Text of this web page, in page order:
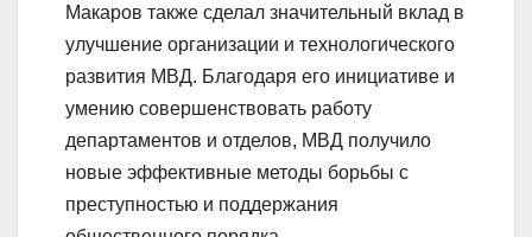
Макаров также сделал значительный вклад в
улучшение организации и технологического
развития МВД. Благодаря его инициативе и
умению совершенствовать работу
департаментов и отделов, МВД получило
новые эффективные методы борьбы с
преступностью и поддержания